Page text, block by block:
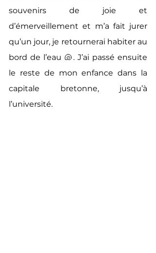
souvenirs de joie et
d’émerveillement et m’a fait jurer
qu’un jour, je retournerai habiter au
bord de l’eau 🐚. J’ai passé ensuite
le reste de mon enfance dans la
capitale bretonne, jusqu’à
l’université.